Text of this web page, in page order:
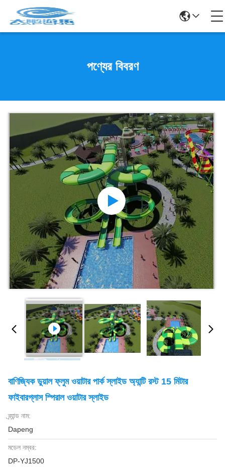
পণ্যের বিবরণ
বাণিজ্যিক ডুয়াল ফ্লুম ওয়াটার পার্ক স্লাইড অ্যান্টি রস্ট 15 মিটার
ফাইবারগ্লাস স্পিরাল ওয়াটার স্লাইড
ব্র্যান্ড নাম:
Dapeng
মডেল নম্বর:
DP-YJ1500